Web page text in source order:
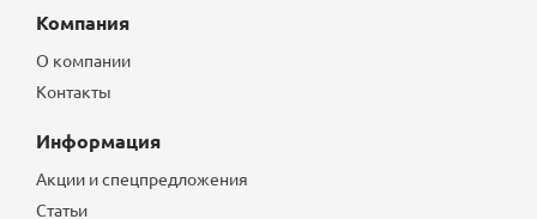
Компания
О компании
Контакты
Информация
Акции и спецпредложения
Статьи